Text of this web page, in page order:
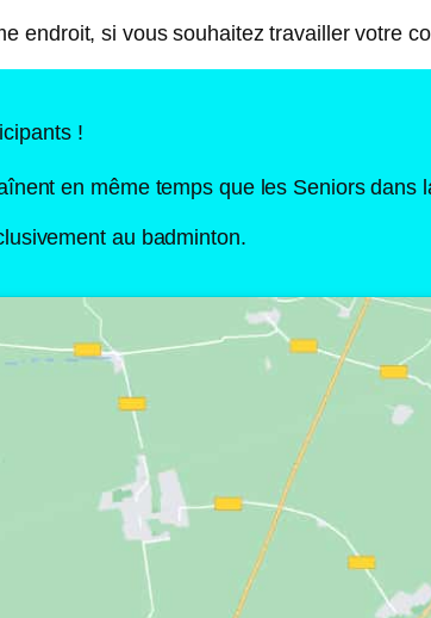
endroit, si vous souhaitez travailler votre
!
en même temps que les Seniors dans
au badminton.